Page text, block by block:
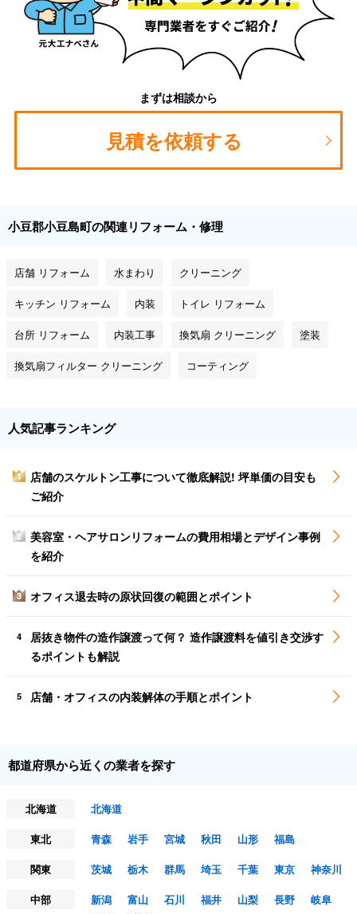
まずは相談から
見積を依頼する
小豆郡小豆島町の関連リフォーム・修理
店舗 リフォーム 水まわり クリーニング
キッチン リフォーム 内装 トイレ リフォーム
台所 リフォーム 内装工事 換気扇 クリーニング 塗装
換気扇フィルター クリーニング コーティング
人気記事ランキング
1
店舗のスケルトン工事について徹底解説! 坪単価の目安も
ご紹介
2
美容室・ヘアサロンリフォームの費用相場とデザイン事例
を紹介
3 オフィス退去時の原状回復の範囲とポイント
4
居抜き物件の造作譲渡って何？ 造作譲渡料を値引き交渉す
るポイントも解説
5 店舗・オフィスの内装解体の手順とポイント
都道府県から近くの業者を探す
北海道
北海道
東北
青森 岩手 宮城 秋田 山形
福島
関東
茨城 栃木 群馬 埼玉 千葉 東京
神奈川
中部
新潟 富山 石川 福井 山梨 長野
岐阜